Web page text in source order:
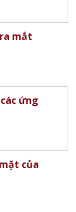
mắt
ứng
của